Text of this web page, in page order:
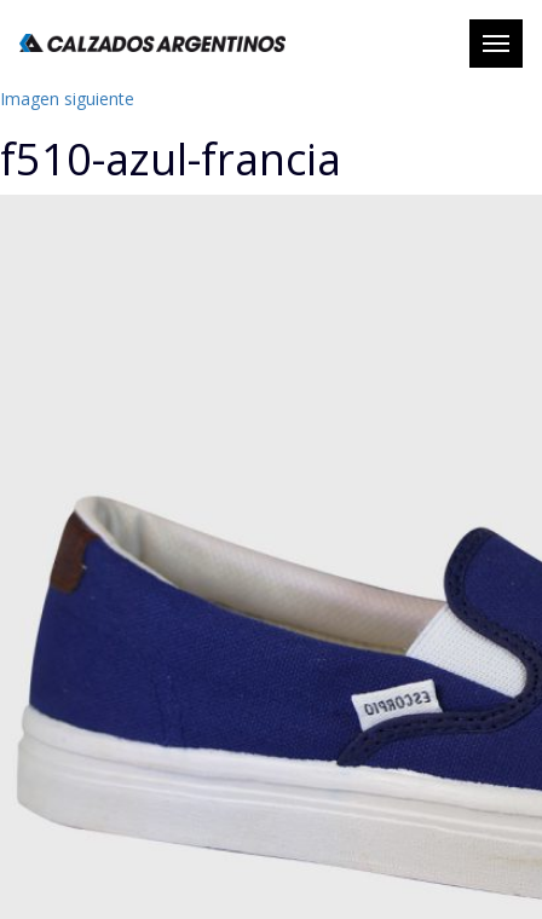
Abrir
Imagen siguiente
f510-azul-francia